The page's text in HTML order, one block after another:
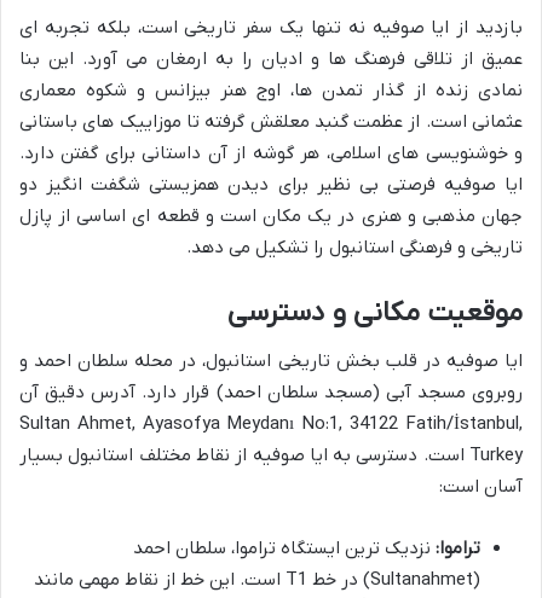
بازدید از ایا صوفیه نه تنها یک سفر تاریخی است، بلکه تجربه ای
عمیق از تلاقی فرهنگ ها و ادیان را به ارمغان می آورد. این بنا
نمادی زنده از گذار تمدن ها، اوج هنر بیزانس و شکوه معماری
عثمانی است. از عظمت گنبد معلقش گرفته تا موزاییک های باستانی
و خوشنویسی های اسلامی، هر گوشه از آن داستانی برای گفتن دارد.
ایا صوفیه فرصتی بی نظیر برای دیدن همزیستی شگفت انگیز دو
جهان مذهبی و هنری در یک مکان است و قطعه ای اساسی از پازل
تاریخی و فرهنگی استانبول را تشکیل می دهد.
موقعیت مکانی و دسترسی
ایا صوفیه در قلب بخش تاریخی استانبول، در محله سلطان احمد و
روبروی مسجد آبی (مسجد سلطان احمد) قرار دارد. آدرس دقیق آن
Sultan Ahmet, Ayasofya Meydanı No:1, 34122 Fatih/İstanbul,
Turkey است. دسترسی به ایا صوفیه از نقاط مختلف استانبول بسیار
آسان است:
تراموا: نزدیک ترین ایستگاه تراموا، سلطان احمد
(Sultanahmet) در خط T1 است. این خط از نقاط مهمی مانند